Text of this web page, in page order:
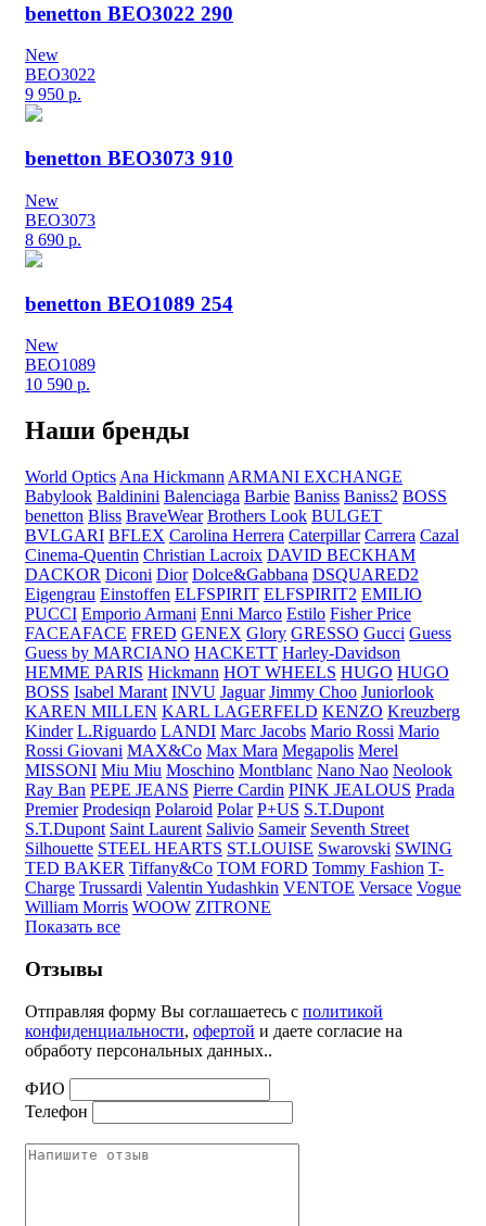
benetton BEO3022 290
New
BEO3022
9 950 р.
benetton BEO3073 910
New
BEO3073
8 690 р.
benetton BEO1089 254
New
BEO1089
10 590 р.
Наши бренды
World Optics Ana Hickmann ARMANI EXCHANGE
Babylook Baldinini Balenciaga Barbie Baniss Baniss2 BOSS
benetton Bliss BraveWear Brothers Look BULGET
BVLGARI BFLEX Carolina Herrera Caterpillar Carrera Cazal
Cinema-Quentin Christian Lacroix DAVID BECKHAM
DACKOR Diconi Dior Dolce&Gabbana DSQUARED2
Eigengrau Einstoffen ELFSPIRIT ELFSPIRIT2 EMILIO
PUCCI Emporio Armani Enni Marco Estilo Fisher Price
FACEAFACE FRED GENEX Glory GRESSO Gucci Guess
Guess by MARCIANO HACKETT Harley-Davidson
HEMME PARIS Hickmann HOT WHEELS HUGO HUGO
BOSS Isabel Marant INVU Jaguar Jimmy Choo Juniorlook
KAREN MILLEN KARL LAGERFELD KENZO Kreuzberg
Kinder L.Riguardo LANDI Marc Jacobs Mario Rossi Mario
Rossi Giovani MAX&Co Max Mara Megapolis Merel
MISSONI Miu Miu Moschino Montblanc Nano Nao Neolook
Ray Ban PEPE JEANS Pierre Cardin PINK JEALOUS Prada
Premier Prodesiqn Polaroid Polar P+US S.T.Dupont
S.T.Dupont Saint Laurent Salivio Sameir Seventh Street
Silhouette STEEL HEARTS ST.LOUISE Swarovski SWING
TED BAKER Tiffany&Co TOM FORD Tommy Fashion T-
Charge Trussardi Valentin Yudashkin VENTOE Versace Vogue
William Morris WOOW ZITRONE
Показать все
Отзывы
Отправляя форму Вы соглашаетесь с политикой
конфиденциальности, офертой и даете согласие на
обработу персональных данных..
ФИО
Телефон